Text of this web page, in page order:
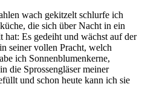
wach gekitzelt schlurfe ich
die sich über Nacht in ein
hat: Es gedeiht und wächst auf der
seiner vollen Pracht, welch
ich Sonnenblumenkerne,
die Sprossengläser meiner
und schon heute kann ich sie